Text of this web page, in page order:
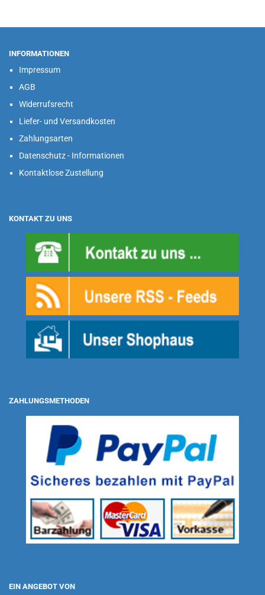
INFORMATIONEN
Impressum
AGB
Widerrufsrecht
Liefer- und Versandkosten
Zahlungsarten
Datenschutz - Informationen
Kontaktlose Zustellung
KONTAKT ZU UNS
ZAHLUNGSMETHODEN
EIN ANGEBOT VON